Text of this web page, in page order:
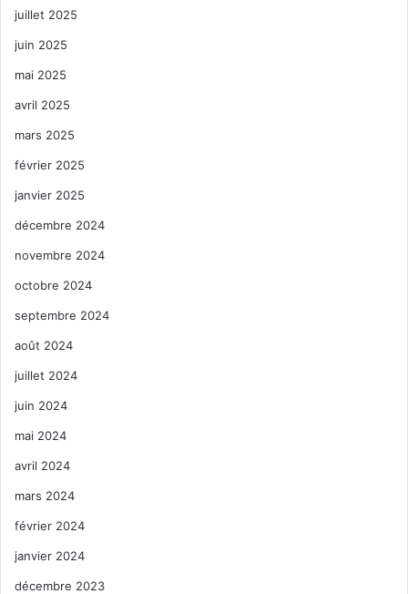
juillet 2025
juin 2025
mai 2025
avril 2025
mars 2025
février 2025
janvier 2025
décembre 2024
novembre 2024
octobre 2024
septembre 2024
août 2024
juillet 2024
juin 2024
mai 2024
avril 2024
mars 2024
février 2024
janvier 2024
décembre 2023